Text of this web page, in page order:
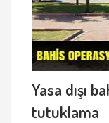
Yasa dışı
tutuklama